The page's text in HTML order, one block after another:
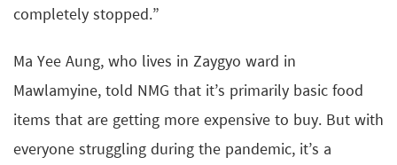
completely stopped.”
Ma Yee Aung, who lives in Zaygyo ward in
Mawlamyine, told NMG that it’s primarily basic food
items that are getting more expensive to buy. But with
everyone struggling during the pandemic, it’s a